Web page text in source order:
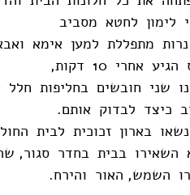
לימון לחטא מסביב
נרות מתפללת למען אימא
אחרי 10 דקות,
שני חובשים בחליפות חלל
כיצד לבדוק אותם.
בארון זכוכית לבית
השאירו בבית בחדר סגור,
השמש, האור והירח.